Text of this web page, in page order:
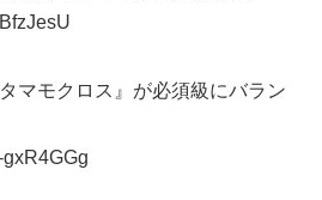
マモクロス』が必須級にバラン